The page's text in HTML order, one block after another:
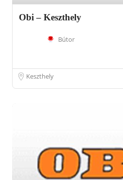
Obi – Keszthely
Bútor
Keszthely